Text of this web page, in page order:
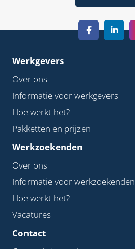
Werkgevers
Over ons
Informatie voor werkgevers
Hoe werkt het?
Pakketten en prijzen
Werkzoekenden
Over ons
Informatie voor werkzoekenden
Hoe werkt het?
Vacatures
Contact